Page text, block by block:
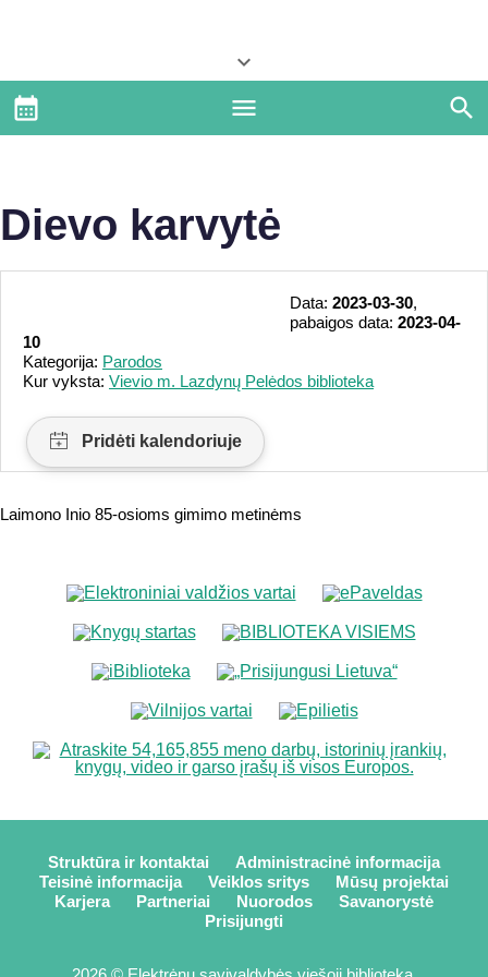
Dievo karvytė
Data: 2023-03-30,
pabaigos data: 2023-04-
10
Kategorija: Parodos
Kur vyksta: Vievio m. Lazdynų Pelėdos biblioteka
Laimono Inio 85-osioms gimimo metinėms
Struktūra ir kontaktai
Administracinė informacija
Teisinė informacija
Veiklos sritys
Mūsų projektai
Karjera
Partneriai Nuorodos
Savanorystė
Prisijungti